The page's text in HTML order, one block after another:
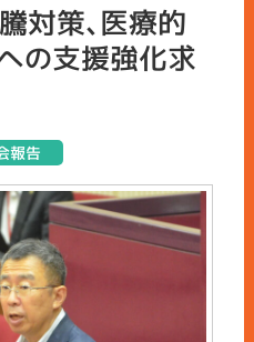
対策、医療的
の支援強化求
報告